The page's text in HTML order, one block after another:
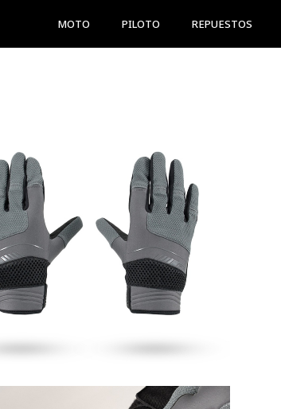
MOTO PILOTO REPUESTOS